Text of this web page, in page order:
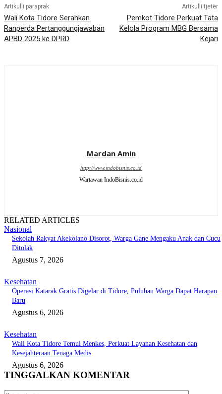
Artikulli paraprak
Wali Kota Tidore Serahkan
Ranperda Pertanggungjawaban
APBD 2025 ke DPRD
Artikulli tjetër
Pemkot Tidore Perkuat Tata
Kelola Program MBG Bersama
Kejari
Mardan Amin
http://www.indobisnis.co.id
Wartawan IndoBisnis.co.id
RELATED ARTICLES
Nasional
Sekolah Rakyat Akekolano Disorot, Warga Gane Mengaku Anak dan Cucu
Ditolak
Agustus 7, 2026
Kesehatan
Operasi Katarak Gratis Digelar di Tidore, Puluhan Warga Dapat Harapan
Baru
Agustus 6, 2026
Kesehatan
Wali Kota Tidore Temui Menkes, Perkuat Layanan Kesehatan dan
Kesejahteraan Tenaga Medis
Agustus 6, 2026
TINGGALKAN KOMENTAR